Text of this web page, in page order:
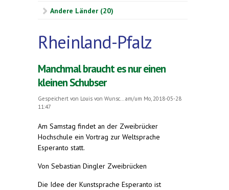
Andere Länder (20)
Rheinland-Pfalz
Manchmal braucht es nur einen
kleinen Schubser
Gespeichert von Louis von Wunsc...am/um Mo, 2018-05-28
11:47
Am Samstag findet an der Zweibrücker
Hochschule ein Vortrag zur Weltsprache
Esperanto statt.
Von Sebastian Dingler Zweibrücken
Die Idee der Kunstsprache Esperanto ist